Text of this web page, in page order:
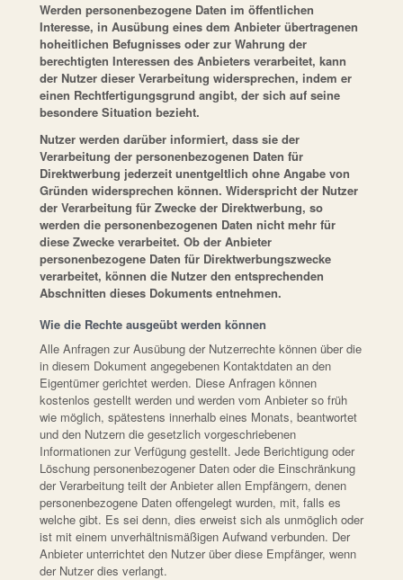
Werden personenbezogene Daten im öffentlichen
Interesse, in Ausübung eines dem Anbieter übertragenen
hoheitlichen Befugnisses oder zur Wahrung der
berechtigten Interessen des Anbieters verarbeitet, kann
der Nutzer dieser Verarbeitung widersprechen, indem er
einen Rechtfertigungsgrund angibt, der sich auf seine
besondere Situation bezieht.
Nutzer werden darüber informiert, dass sie der
Verarbeitung der personenbezogenen Daten für
Direktwerbung jederzeit unentgeltlich ohne Angabe von
Gründen widersprechen können. Widerspricht der Nutzer
der Verarbeitung für Zwecke der Direktwerbung, so
werden die personenbezogenen Daten nicht mehr für
diese Zwecke verarbeitet. Ob der Anbieter
personenbezogene Daten für Direktwerbungszwecke
verarbeitet, können die Nutzer den entsprechenden
Abschnitten dieses Dokuments entnehmen.
Wie die Rechte ausgeübt werden können
Alle Anfragen zur Ausübung der Nutzerrechte können über die
in diesem Dokument angegebenen Kontaktdaten an den
Eigentümer gerichtet werden. Diese Anfragen können
kostenlos gestellt werden und werden vom Anbieter so früh
wie möglich, spätestens innerhalb eines Monats, beantwortet
und den Nutzern die gesetzlich vorgeschriebenen
Informationen zur Verfügung gestellt. Jede Berichtigung oder
Löschung personenbezogener Daten oder die Einschränkung
der Verarbeitung teilt der Anbieter allen Empfängern, denen
personenbezogene Daten offengelegt wurden, mit, falls es
welche gibt. Es sei denn, dies erweist sich als unmöglich oder
ist mit einem unverhältnismäßigen Aufwand verbunden. Der
Anbieter unterrichtet den Nutzer über diese Empfänger, wenn
der Nutzer dies verlangt.